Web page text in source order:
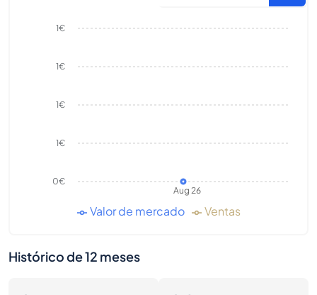
Aug 26
0€
1€
1€
1€
1€
Valor de mercado Ventas
Histórico de 12 meses